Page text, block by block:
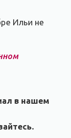
Ильи не
в нашем